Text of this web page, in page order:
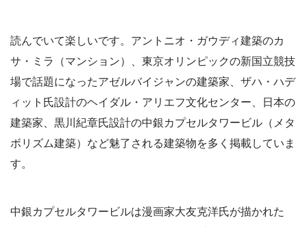
読んでいて楽しいです。アントニオ・ガウディ建築のカ
サ・ミラ（マンション）、東京オリンピックの新国立競技
場で話題になったアゼルバイジャンの建築家、ザハ・ハデ
ィット氏設計のヘイダル・アリエフ文化センター、日本の
建築家、黒川紀章氏設計の中銀カプセルタワービル（メタ
ボリズム建築）など魅了される建築物を多く掲載していま
す。
中銀カプセルタワービルは漫画家大友克洋氏が描かれた